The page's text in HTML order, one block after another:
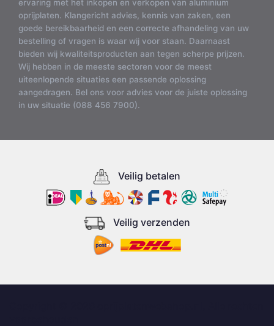
ervaring met het inkopen en verkopen van aluminium
oprijplaten. Klangericht advies, kennis van zaken, een
goede bereikbaarheid en een correcte afhandeling van uw
bestelling of vragen is waar wij voor staan. Daarnaast
bieden wij kwaliteitsproducten aan tegen scherpe prijzen.
Wij hebben in de meeste sectoren voor de meest
uiteenlopende situaties een passende oplossing
aangedragen. Bel ons voor advies voor de juiste oplossing
in uw situatie (088 456 7900).
Veilig betalen
Veilig verzenden